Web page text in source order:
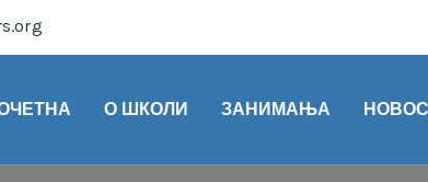
О ШКОЛИ ЗАНИМАЊА